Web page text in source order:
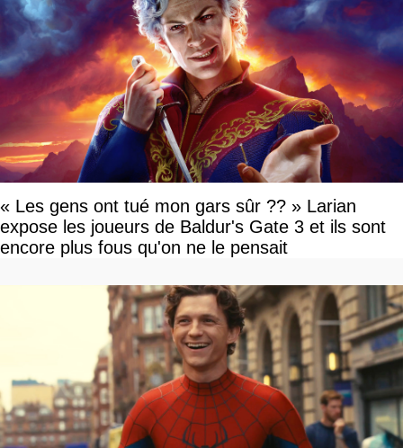
« Les gens ont tué mon gars sûr ?? » Larian
expose les joueurs de Baldur's Gate 3 et ils sont
encore plus fous qu'on ne le pensait